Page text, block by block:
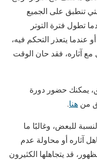
تنطبق على الجميع
تطول فترة التوتر
عندما يتعذر التحكم فيه،
مع آثاره، فقد حان الوقت
يمكنك حضور دورة
من هنا.
للبعض، وغالبًا ما
آثاره أو محاولة عدم
قد يتجاهلها الكثيرون